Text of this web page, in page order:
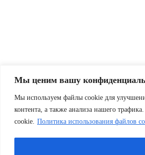
Мы ценим вашу
Мы используем файлы cookie для
контента, а также анализа нашего
cookie. Политика использования файлов